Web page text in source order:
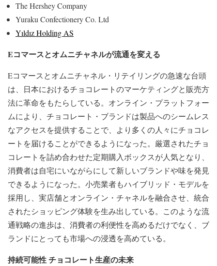
The Hershey Company
Yuraku Confectionery Co. Ltd
Yıldız Holding AS
Eコマースとオムニチャネルが流通を変える
Eコマースとオムニチャネル・リテイリングの急速な台頭
は、日本におけるチョコレートのマーケティングと販売方
法に革命をもたらしている。オンライン・プラットフォー
ムにより、チョコレート・ブランドは製品へのシームレス
なアクセスを提供することで、より多くの人々にチョコレ
ートを届けることができるようになった。厳選されたチョ
コレートを詰め合わせた定期購入ボックスが人気となり、
消費者は自宅にいながらにして新しいブランドや味を発見
できるようになった。小売業者もハイブリッド・モデルを
採用し、実店舗とオンライン・チャネルを融合させ、統合
されたショッピング体験を生み出している。このような流
通戦略の進歩は、消費者の利便性を高めるだけでなく、ブ
ランドにとっても市場への浸透を高めている。
持続可能性 チョコレート生産の未来